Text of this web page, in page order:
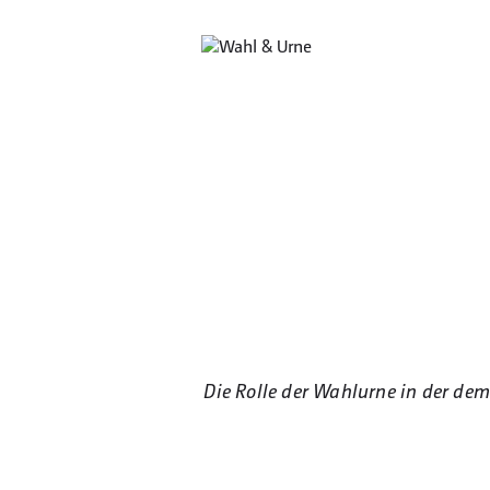
Die Rolle der Wahlurne in der